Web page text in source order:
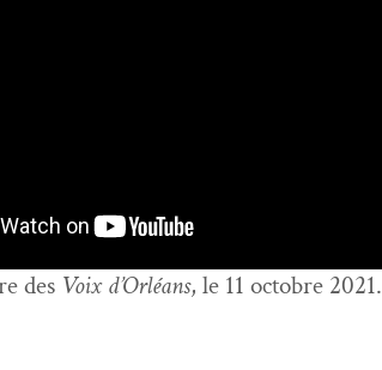
des Voix d’Or­léans, le 11 octo­bre 2021.